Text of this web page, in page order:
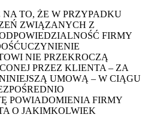
TO, ŻE W PRZYPADKU
ZWIĄZANYCH Z
FIRMY
NIE PRZEKROCZĄ
PRZEZ KLIENTA – ZA
UMOWĄ – W CIĄGU
POWIADOMIENIA FIRMY
O JAKIMKOLWIEK